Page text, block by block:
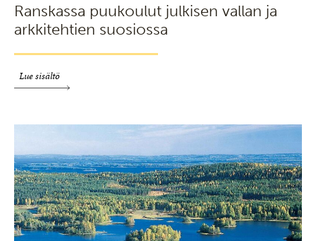
Ranskassa puukoulut julkisen vallan ja
arkkitehtien suosiossa
Lue sisältö